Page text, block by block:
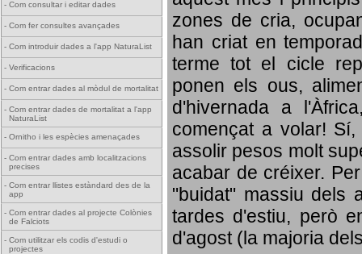
- Com consultar i editar dades
- Com fer consultes avançades
- Com introduir dades a l'app NaturaList
- Verificacions
- Com entrar dades al mòdul de mortalitat
- Com entrar dades de mortalitat a l'app
NaturaList
- Ornitho i les espècies amenaçades
- Com entrar dades amb localitzacions
precises
- Com entrar llistes estàndard des de la
app
- Com entrar dades al projecte Colònies
de Falciots
- Com utilitzar els codis d'estudi o
projectes
zones de cria,
han criat en
terme tot el cicle
ponen els ous,
d'hivernada a
començat a volar!
assolir pesos molt
acabar de créixer.
"buidat" massiu dels
tardes d'estiu, però
d'agost (la majoria